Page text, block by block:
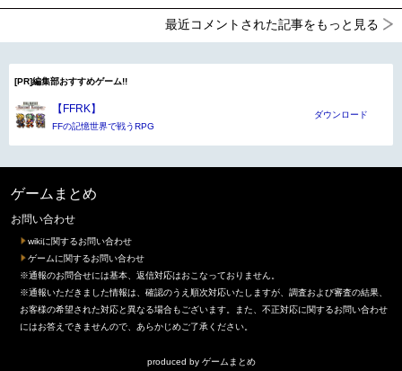
最近コメントされた記事をもっと見る
[PR]編集部おすすめゲーム!!
【FFRK】
FFの記憶世界で戦うRPG
ダウンロード
ゲームまとめ
お問い合わせ
wikiに関するお問い合わせ
ゲームに関するお問い合わせ
※通報のお問合せには基本、返信対応はおこなっておりません。
※通報いただきました情報は、確認のうえ順次対応いたしますが、調査および審査の結果、
お客様の希望された対応と異なる場合もございます。また、不正対応に関するお問い合わせ
にはお答えできませんので、あらかじめご了承ください。
produced by ゲームまとめ